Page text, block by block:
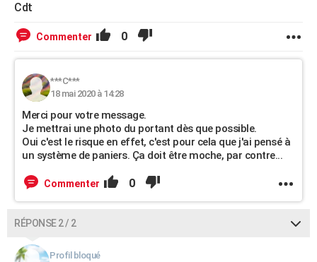
Cdt
Commenter 0
***C***
18 mai 2020 à 14:28
Merci pour votre message.
Je mettrai une photo du portant dès que possible.
Oui c'est le risque en effet, c'est pour cela que j'ai pensé à
un système de paniers. Ça doit être moche, par contre...
Commenter 0
RÉPONSE 2 / 2
Profil bloqué